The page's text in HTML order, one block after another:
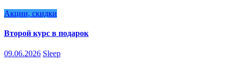
Акции, скидки
Второй курс в подарок
09.06.2026 Sleep